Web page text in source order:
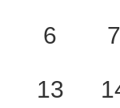
6 7
13